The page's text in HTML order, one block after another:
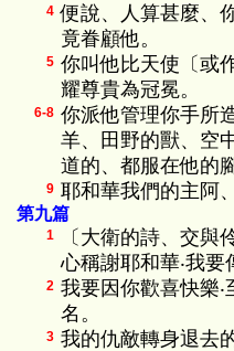
4 便說、人算甚麼、
竟眷顧他。
5 你叫他比天使〔或
耀尊貴為冠冕。
6-8 你派他管理你手所
羊、田野的獸、空
道的、都服在他的
9 耶和華我們的主阿
第九篇
1
〔大衛的詩、交與
心稱謝耶和華‧我要
2 我要因你歡喜快樂
名。
3 我的仇敵轉身退去